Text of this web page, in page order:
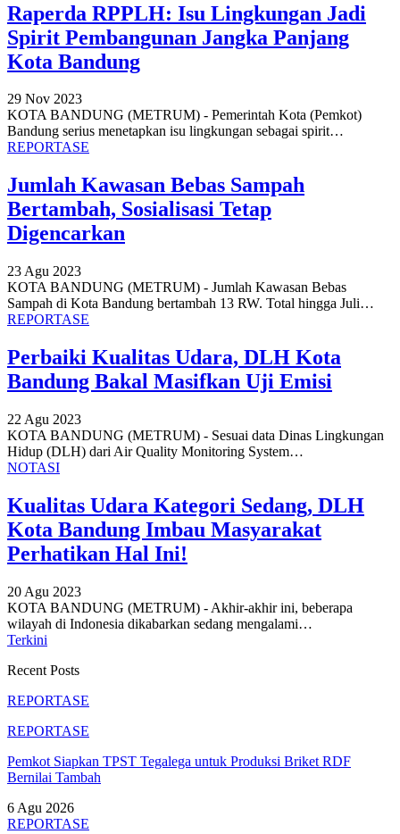
Raperda RPPLH: Isu Lingkungan Jadi
Spirit Pembangunan Jangka Panjang
Kota Bandung
29 Nov 2023
KOTA BANDUNG (METRUM) - Pemerintah Kota (Pemkot)
Bandung serius menetapkan isu lingkungan sebagai spirit…
REPORTASE
Jumlah Kawasan Bebas Sampah
Bertambah, Sosialisasi Tetap
Digencarkan
23 Agu 2023
KOTA BANDUNG (METRUM) - Jumlah Kawasan Bebas
Sampah di Kota Bandung bertambah 13 RW. Total hingga Juli…
REPORTASE
Perbaiki Kualitas Udara, DLH Kota
Bandung Bakal Masifkan Uji Emisi
22 Agu 2023
KOTA BANDUNG (METRUM) - Sesuai data Dinas Lingkungan
Hidup (DLH) dari Air Quality Monitoring System…
NOTASI
Kualitas Udara Kategori Sedang, DLH
Kota Bandung Imbau Masyarakat
Perhatikan Hal Ini!
20 Agu 2023
KOTA BANDUNG (METRUM) - Akhir-akhir ini, beberapa
wilayah di Indonesia dikabarkan sedang mengalami…
Terkini
Recent Posts
REPORTASE
REPORTASE
Pemkot Siapkan TPST Tegalega untuk Produksi Briket RDF
Bernilai Tambah
6 Agu 2026
REPORTASE